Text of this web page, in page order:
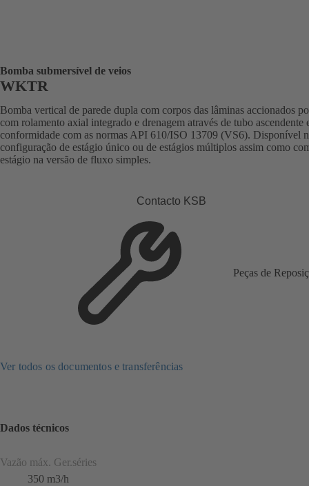
Bomba submersível de veios
WKTR
Bomba vertical de parede dupla com corpos das lâminas accionados
com rolamento axial integrado e drenagem através de tubo ascendente
conformidade com as normas API 610/ISO 13709 (VS6). Disponível
configuração de estágio único ou de estágios múltiplos assim como
estágio na versão de fluxo simples.
Contacto KSB
Peças de
Ver todos os documentos e transferências
Dados técnicos
Vazão máx. Ger.séries
350 m3/h